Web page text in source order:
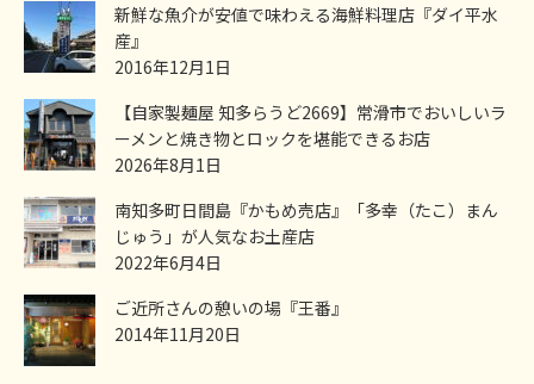
新鮮な魚介が安値で味わえる海鮮料理店『ダイ平水
産』
2016年12月1日
【自家製麺屋 知多らうど2669】常滑市でおいしいラ
ーメンと焼き物とロックを堪能できるお店
2026年8月1日
南知多町日間島『かもめ売店』「多幸（たこ）まん
じゅう」が人気なお土産店
2022年6月4日
ご近所さんの憩いの場『王番』
2014年11月20日